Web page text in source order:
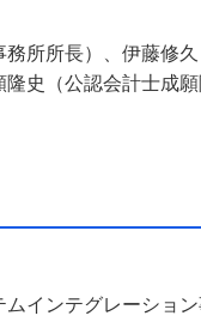
所所長）、伊藤修久
史（公認会計士成願
インテグレーション